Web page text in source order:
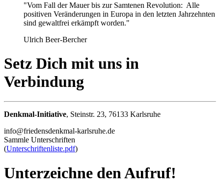
"Vom Fall der Mauer bis zur Samtenen Revolution: Alle
positiven Veränderungen in Europa in den letzten Jahrzehnten
sind gewaltfrei erkämpft worden."
Ulrich Beer-Bercher
Setz Dich mit uns in
Verbindung
Denkmal-Initiative, Steinstr. 23, 76133 Karlsruhe
info@friedensdenkmal-karlsruhe.de
Sammle Unterschriften
(Unterschriftenliste.pdf)
Unterzeichne den Aufruf!